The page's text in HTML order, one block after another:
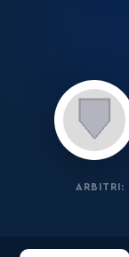
ARBITRI: